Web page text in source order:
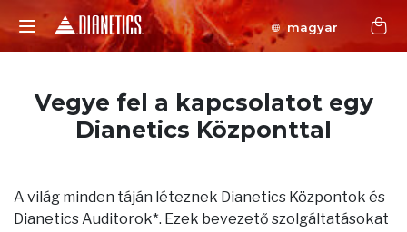
magyar
Vegye fel a kapcsolatot egy
Dianetics Központtal
A világ minden táján léteznek Dianetics Központok és
Dianetics Auditorok*. Ezek bevezető szolgáltatásokat